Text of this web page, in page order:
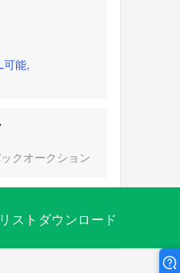
可能,
クオークション
ストダウンロード